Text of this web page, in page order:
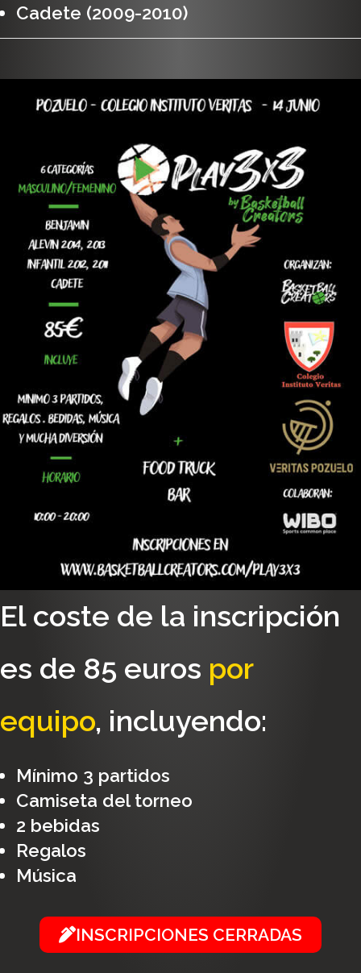
Cadete (2009-2010)
El coste de la inscripción
es de 85 euros por
equipo, incluyendo:
Mínimo 3 partidos
Camiseta del torneo
2 bebidas
Regalos
Música
INSCRIPCIONES CERRADAS